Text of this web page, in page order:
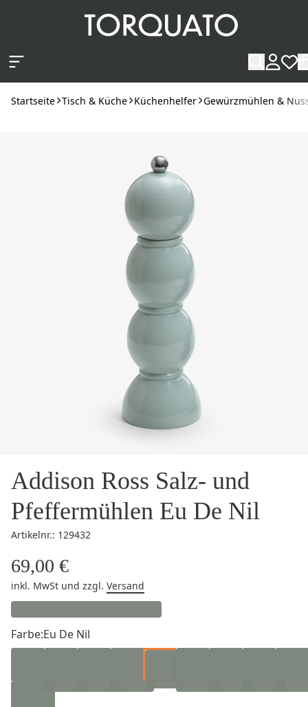
Startseite Tisch & Küche Küchenhelfer Gewürzmühlen &
Addison Ross Salz- und
Pfeffermühlen Eu De Nil
Artikelnr.: 129432
69,00 €
inkl. MwSt und zzgl. Versand
Farbe:Eu De Nil